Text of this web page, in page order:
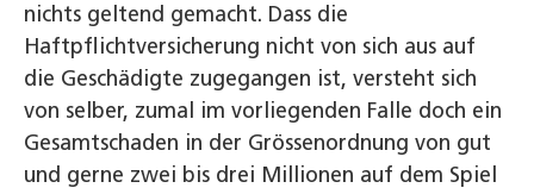
nichts geltend gemacht. Dass die
Haftpflichtversicherung nicht von sich aus auf
die Geschädigte zugegangen ist, versteht sich
von selber, zumal im vorliegenden Falle doch ein
Gesamtschaden in der Grössenordnung von gut
und gerne zwei bis drei Millionen auf dem Spiel